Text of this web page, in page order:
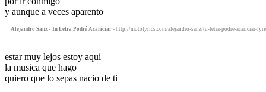
y aunque a veces aparento
Alejandro Sanz - Tu Letra Podré Acariciar - http://motolyrics.com/alejandro-sanz/tu-letra-podre-acariciar-
estar muy lejos estoy aqui
la musica que hago
quiero que lo sepas nacio de ti